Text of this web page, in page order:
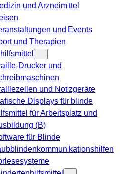
und Arzneimittel
und Events
und Therapien
Drucker und
und Notizgeräte
Displays für blinde
für Arbeitsplatz und
(B)
für Blinde